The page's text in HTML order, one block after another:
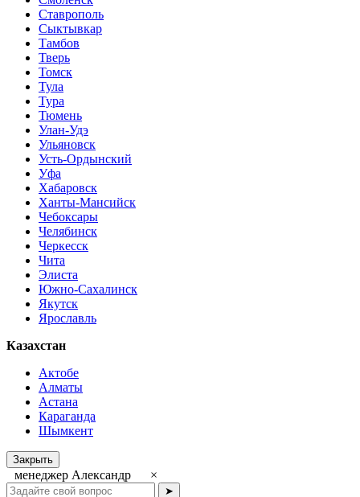
Ставрополь
Сыктывкар
Тамбов
Тверь
Томск
Тула
Тура
Тюмень
Улан-Удэ
Ульяновск
Усть-Ордынский
Уфа
Хабаровск
Ханты-Мансийск
Чебоксары
Челябинск
Черкесск
Чита
Элиста
Южно-Сахалинск
Якутск
Ярославль
Казахстан
Актобе
Алматы
Астана
Караганда
Шымкент
Закрыть
менеджер Александр ×
➤